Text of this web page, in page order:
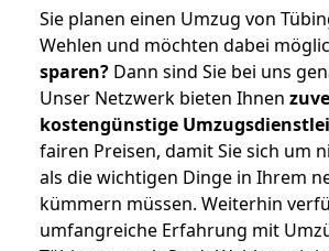
Sie planen einen Umzug von
Wehlen und möchten dabei
sparen? Dann sind Sie bei uns
Unser Netzwerk bieten Ihnen
kostengünstige
fairen Preisen, damit Sie sich um
als die wichtigen Dinge in Ihrem
kümmern müssen. Weiterhin
umfangreiche Erfahrung mit